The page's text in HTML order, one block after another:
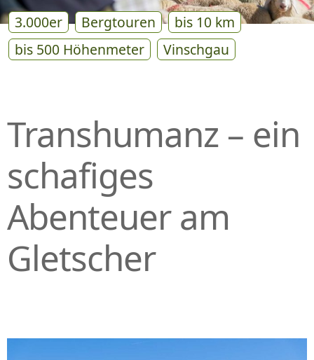
3.000er Bergtouren
bis 10 km
bis 500 Höhenmeter
Vinschgau
Transhumanz – ein
schafiges
Abenteuer am
Gletscher